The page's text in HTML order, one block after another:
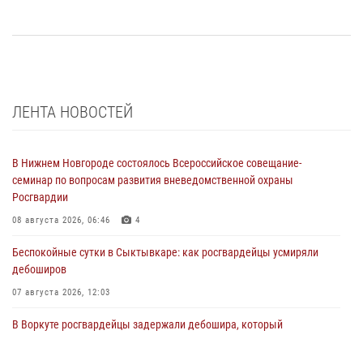
ЛЕНТА НОВОСТЕЙ
В Нижнем Новгороде состоялось Всероссийское совещание-
семинар по вопросам развития вневедомственной охраны
Росгвардии
08 августа 2026, 06:46 4
Беспокойные сутки в Сыктывкаре: как росгвардейцы усмиряли
дебоширов
07 августа 2026, 12:03
В Воркуте росгвардейцы задержали дебошира, который